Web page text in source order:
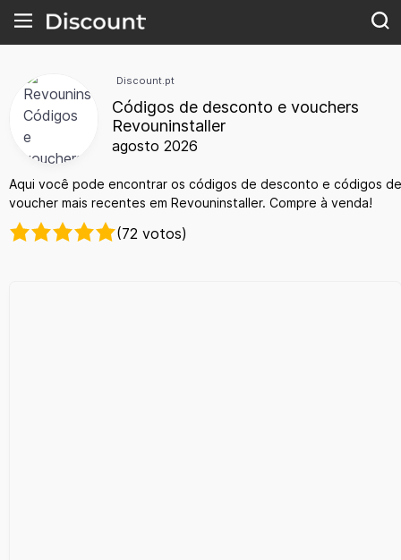
Discount.pt
Códigos de desconto e vouchers
Revouninstaller
agosto 2026
Aqui você pode encontrar os códigos de desconto e códigos de
voucher mais recentes em Revouninstaller. Compre à venda!
(72 votos)